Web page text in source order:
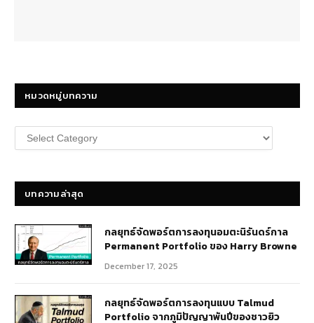
หมวดหมู่บทความ
หมวด
หมู่
บทความล่าสุด
กลยุทธ์​จัดพอร์ตการลงทุนอมตะนิรันดร์กาล
Permanent Portfolio ของ Harry Browne
December 17, 2025
กลยุทธ์จัดพอร์ตการลงทุนแบบ Talmud
Portfolio จากภูมิปัญญาพันปีของชาวยิว